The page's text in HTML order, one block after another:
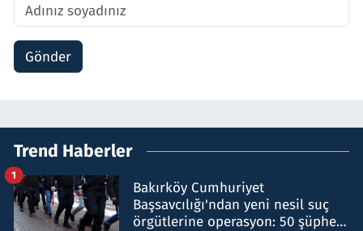
Gönder
Trend Haberler
Bakırköy Cumhuriyet
Başsavcılığı'ndan yeni nesil suç
örgütlerine operasyon: 50 şüpheli
1